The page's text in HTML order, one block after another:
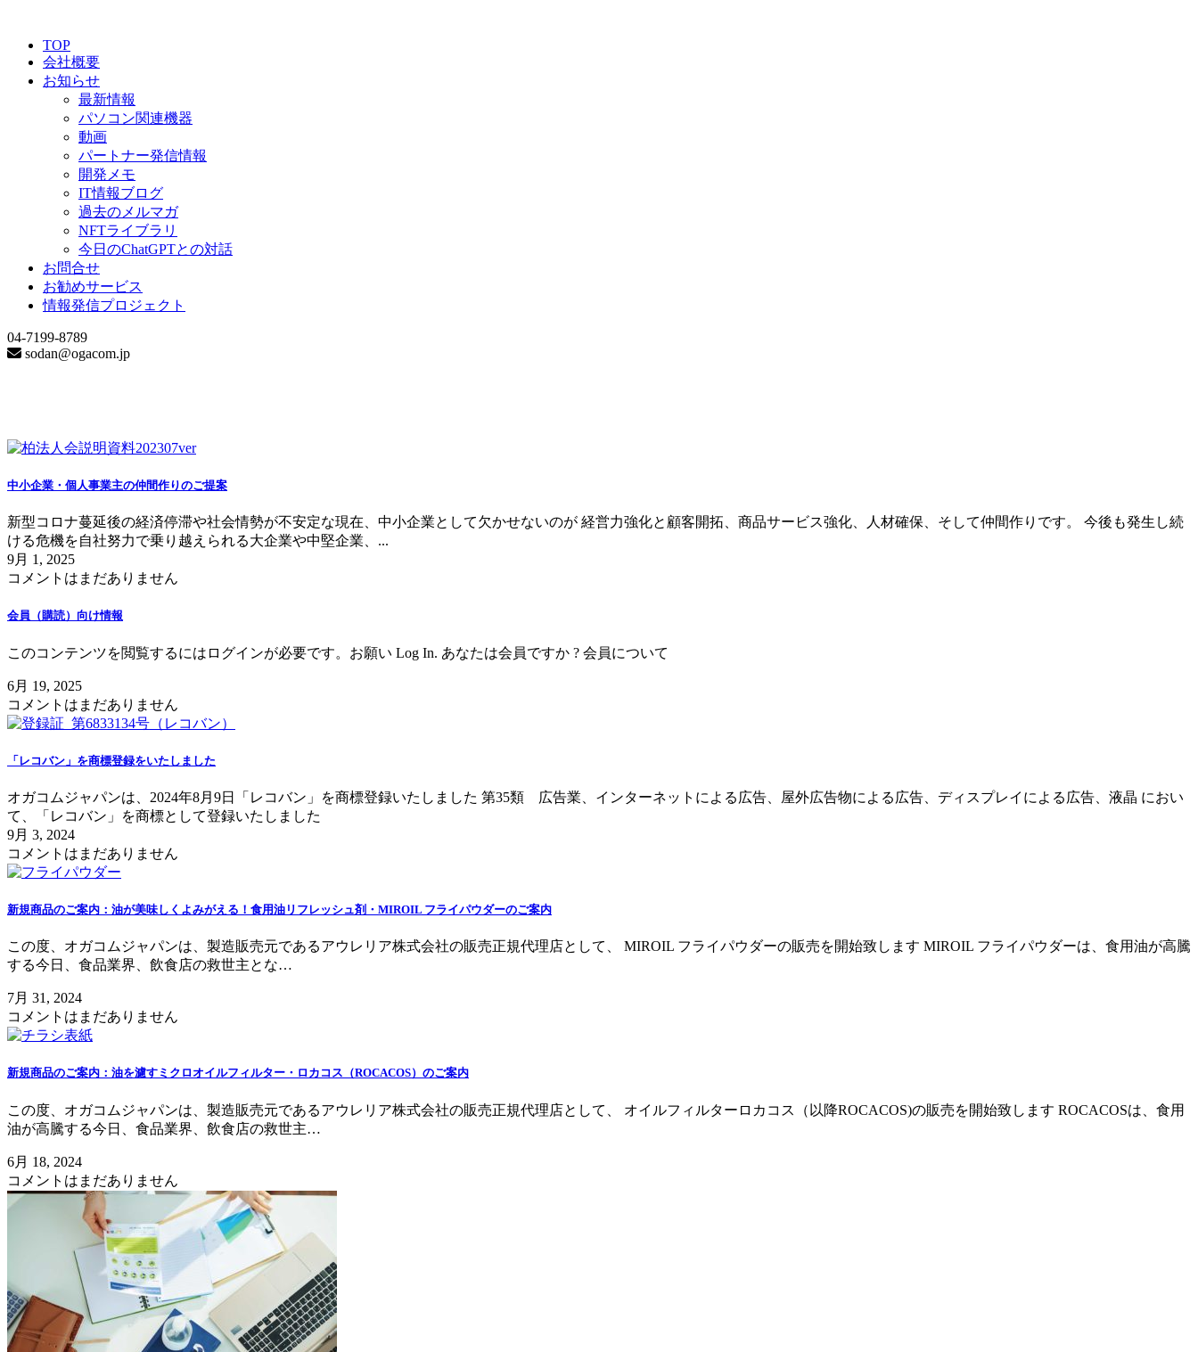
TOP
会社概要
お知らせ
最新情報
パソコン関連機器
動画
パートナー発信情報
開発メモ
IT情報ブログ
過去のメルマガ
NFTライブラリ
今日のChatGPTとの対話
お問合せ
お勧めサービス
情報発信プロジェクト
04-7199-8789
sodan@ogacom.jp
中小企業・個人事業主の仲間作りのご提案
新型コロナ蔓延後の経済停滞や社会情勢が不安定な現在、中小企業として欠かせないのが 経営力強化と顧客開拓、商品サービス強化、人材確保、そして仲間作りです。 今後も発生し続
ける危機を自社努力で乗り越えられる大企業や中堅企業、...
9月 1, 2025
コメントはまだありません
会員（購読）向け情報
このコンテンツを閲覧するにはログインが必要です。お願い Log In. あなたは会員ですか ? 会員について
6月 19, 2025
コメントはまだありません
「レコバン」を商標登録をいたしました
オガコムジャパンは、2024年8月9日「レコバン」を商標登録いたしました 第35類 広告業、インターネットによる広告、屋外広告物による広告、ディスプレイによる広告、液晶 におい
て、「レコバン」を商標として登録いたしました
9月 3, 2024
コメントはまだありません
新規商品のご案内：油が美味しくよみがえる！食用油リフレッシュ剤・MIROIL フライパウダーのご案内
この度、オガコムジャパンは、製造販売元であるアウレリア株式会社の販売正規代理店として、 MIROIL フライパウダーの販売を開始致します MIROIL フライパウダーは、食用油が高騰
する今日、食品業界、飲食店の救世主とな…
7月 31, 2024
コメントはまだありません
新規商品のご案内：油を濾すミクロオイルフィルター・ロカコス（ROCACOS）のご案内
この度、オガコムジャパンは、製造販売元であるアウレリア株式会社の販売正規代理店として、 オイルフィルターロカコス（以降ROCACOS)の販売を開始致します ROCACOSは、食用
油が高騰する今日、食品業界、飲食店の救世主…
6月 18, 2024
コメントはまだありません